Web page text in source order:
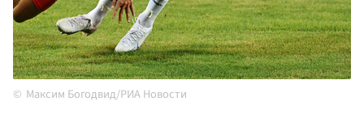
Максим Богодвид/РИА Новости